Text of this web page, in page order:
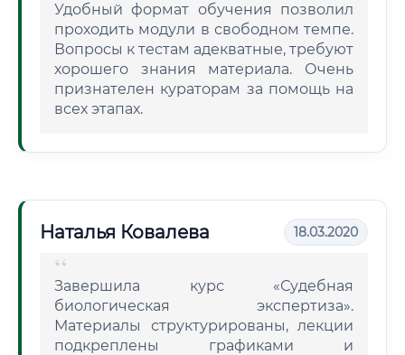
Удобный формат обучения позволил
проходить модули в свободном темпе.
Вопросы к тестам адекватные, требуют
хорошего знания материала. Очень
признателен кураторам за помощь на
всех этапах.
Наталья Ковалева 18.03.2020
Завершила курс «Судебная
биологическая экспертиза».
Материалы структурированы, лекции
подкреплены графиками и